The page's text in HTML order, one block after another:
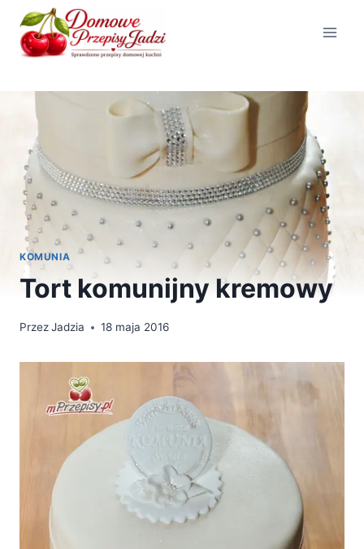
Przejdź
treści
KOMUNIA
Tort komunijny kremowy
PrzezJadzia 18 maja 2016